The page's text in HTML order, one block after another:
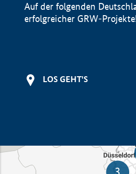
Auf der folgenden
erfolgreicher GRW-
LOS GEHT'S